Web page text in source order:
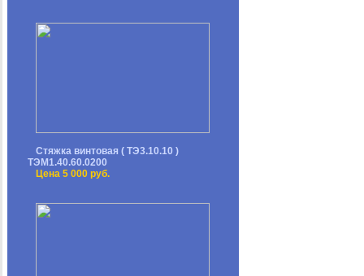
Стяжка винтовая ( ТЭ3.10.10 )
ТЭМ1.40.60.0200
Цена 5 000 руб.